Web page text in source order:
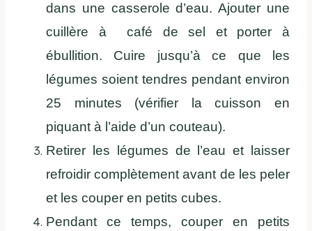
dans une casserole d’eau. Ajouter une
cuillère à café de sel et porter à
ébullition. Cuire jusqu’à ce que les
légumes soient tendres pendant environ
25 minutes (vérifier la cuisson en
piquant à l’aide d’un couteau).
Retirer les légumes de l’eau et laisser
refroidir complètement avant de les peler
et les couper en petits cubes.
Pendant ce temps, couper en petits